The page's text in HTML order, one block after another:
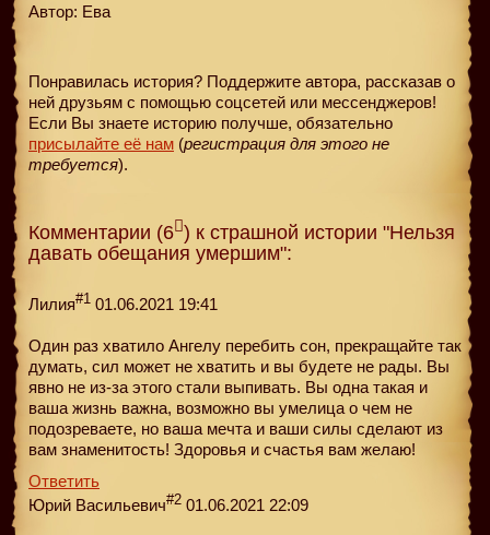
Автор: Ева
Понравилась история? Поддержите автора, рассказав о
ней друзьям с помощью соцсетей или мессенджеров!
Если Вы знаете историю получше, обязательно
присылайте её нам (регистрация для этого не
требуется).
Комментарии (6 ) к страшной истории "Нельзя
давать обещания умершим":
Лилия#1 01.06.2021 19:41
Один раз хватило Ангелу перебить сон, прекращайте так
думать, сил может не хватить и вы будете не рады. Вы
явно не из-за этого стали выпивать. Вы одна такая и
ваша жизнь важна, возможно вы умелица о чем не
подозреваете, но ваша мечта и ваши силы сделают из
вам знаменитость! Здоровья и счастья вам желаю!
Ответить
Юрий Васильевич#2 01.06.2021 22:09